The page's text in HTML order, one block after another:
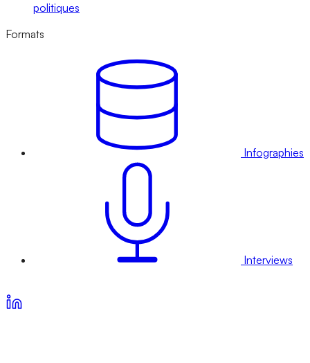
politiques
Formats
Infographies
Interviews